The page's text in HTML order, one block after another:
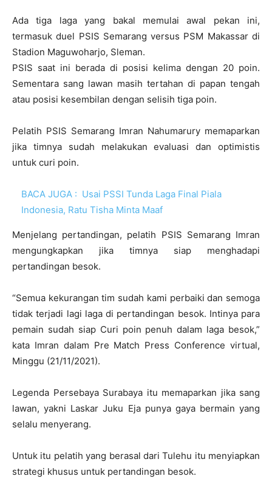
Ada tiga laga yang bakal memulai awal pekan ini,
termasuk duel PSIS Semarang versus PSM Makassar di
Stadion Maguwoharjo, Sleman.
PSIS saat ini berada di posisi kelima dengan 20 poin.
Sementara sang lawan masih tertahan di papan tengah
atau posisi kesembilan dengan selisih tiga poin.
Pelatih PSIS Semarang Imran Nahumarury memaparkan
jika timnya sudah melakukan evaluasi dan optimistis
untuk curi poin.
BACA JUGA : Usai PSSI Tunda Laga Final Piala
Indonesia, Ratu Tisha Minta Maaf
Menjelang pertandingan, pelatih PSIS Semarang Imran
mengungkapkan jika timnya siap menghadapi
pertandingan besok.
“Semua kekurangan tim sudah kami perbaiki dan semoga
tidak terjadi lagi laga di pertandingan besok. Intinya para
pemain sudah siap Curi poin penuh dalam laga besok,”
kata Imran dalam Pre Match Press Conference virtual,
Minggu (21/11/2021).
Legenda Persebaya Surabaya itu memaparkan jika sang
lawan, yakni Laskar Juku Eja punya gaya bermain yang
selalu menyerang.
Untuk itu pelatih yang berasal dari Tulehu itu menyiapkan
strategi khusus untuk pertandingan besok.